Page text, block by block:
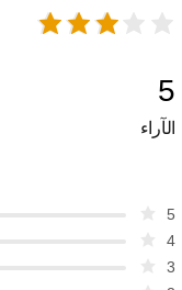
5
الآراء
5
4
3